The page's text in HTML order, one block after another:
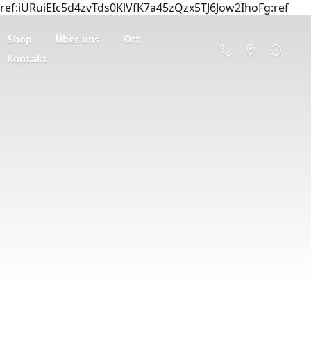
ref:iURuiEIc5d4zvTds0KlVfK7a45zQzx5TJ6Jow2IhoFg:ref
Shop Über uns
Ort
Kontakt